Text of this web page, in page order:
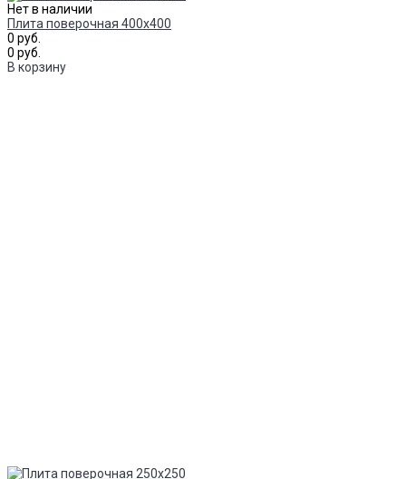
Нет в наличии
Плита поверочная 400х400
0 руб.
0 руб.
В корзину